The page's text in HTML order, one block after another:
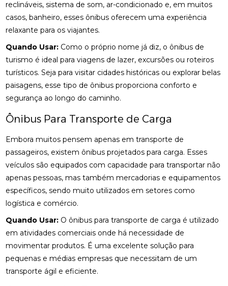
reclináveis, sistema de som, ar-condicionado e, em muitos
casos, banheiro, esses ônibus oferecem uma experiência
relaxante para os viajantes.
Quando Usar: Como o próprio nome já diz, o ônibus de
turismo é ideal para viagens de lazer, excursões ou roteiros
turísticos. Seja para visitar cidades históricas ou explorar belas
paisagens, esse tipo de ônibus proporciona conforto e
segurança ao longo do caminho.
Ônibus Para Transporte de Carga
Embora muitos pensem apenas em transporte de
passageiros, existem ônibus projetados para carga. Esses
veículos são equipados com capacidade para transportar não
apenas pessoas, mas também mercadorias e equipamentos
específicos, sendo muito utilizados em setores como
logística e comércio.
Quando Usar: O ônibus para transporte de carga é utilizado
em atividades comerciais onde há necessidade de
movimentar produtos. É uma excelente solução para
pequenas e médias empresas que necessitam de um
transporte ágil e eficiente.